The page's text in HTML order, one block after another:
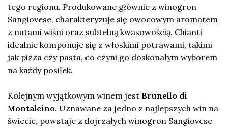
tego regionu. Produkowane głównie z winogron
Sangiovese, charakteryzuje się owocowym aromatem
z nutami wiśni oraz subtelną kwasowością. Chianti
idealnie komponuje się z włoskimi potrawami, takimi
jak pizza czy pasta, co czyni go doskonałym wyborem
na każdy posiłek.
Kolejnym wyjątkowym winem jest Brunello di
Montalcino. Uznawane za jedno z najlepszych win na
świecie, powstaje z dojrzałych winogron Sangiovese